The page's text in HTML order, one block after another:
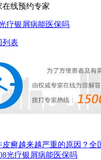
在线预约专家
疗银屑病能医保吗
列表
皮癣越来越严重的原因？全
光疗银屑病能医保吗